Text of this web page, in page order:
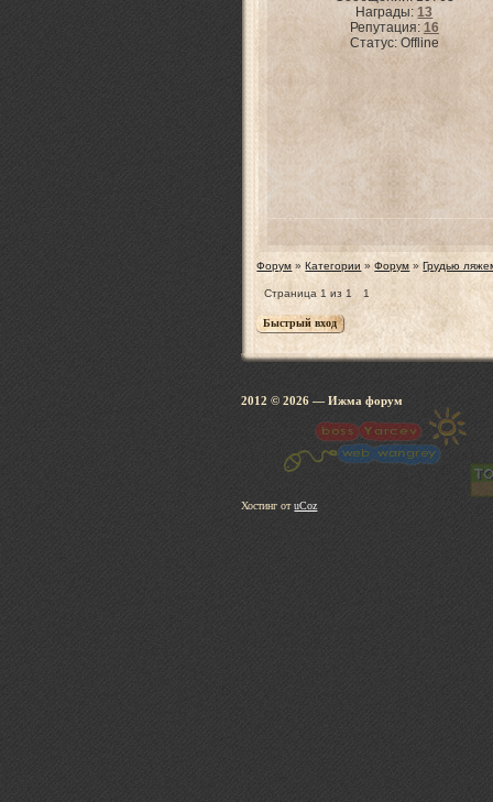
Награды:13
Репутация: 16
Статус: Offline
Форум » Категории » Форум » Грудью
Страница 1 из 1 1
2012 © 2026 — Ижма
Хостинг отuCoz